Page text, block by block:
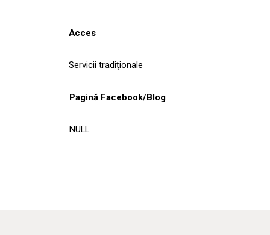
Acces
Servicii tradiționale
Pagină Facebook/Blog
NULL